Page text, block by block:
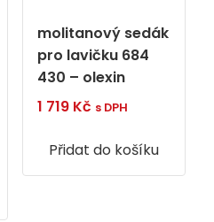
molitanový sedák
pro lavičku 684
430 – olexin
1 719 Kč s DPH
Přidat do košíku